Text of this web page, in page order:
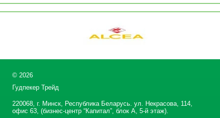
© 2026
Гудпекер Трейд
220068, г. Минск, Республика Беларусь. ул. Некрасова, 114,
офис 63, (бизнес-центр “Капитал”, блок А, 5-й этаж).